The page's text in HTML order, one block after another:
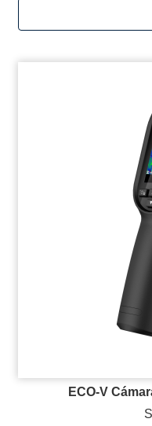
ECO-V